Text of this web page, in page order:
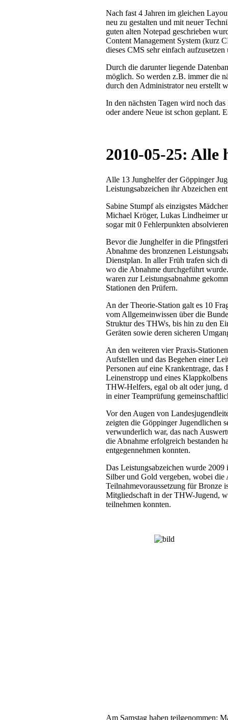
Nach fast 4 Jahren im gleichen
neu zu gestalten und mit neuer
guten alten Notepad geschrieben
Content Management System (kurz
dieses CMS sehr einfach
Durch die darunter liegende
möglich. So werden z.B. immer die
durch den Administrator neu erstellt
In den nächsten Tagen wird noch
oder andere Neue ist schon geplant.
2010-05-25: Alle
Alle 13 Junghelfer der Göppinger
Leistungsabzeichen ihr Abzeichen
Sabine Stumpf als einzigstes
Michael Kröger, Lukas Lindheimer
sogar mit 0 Fehlerpunkten
Bevor die Junghelfer in die
Abnahme des bronzenen
Dienstplan. In aller Früh trafen sich
wo die Abnahme durchgeführt
waren zur Leistungsabnahme
Stationen den Prüfern.
An der Theorie-Station galt es 10
vom Allgemeinwissen über die
Struktur des THWs, bis hin zu den
Geräten sowie deren sicheren
An den weiteren vier Praxis-
Aufstellen und das Begehen einer
Personen auf eine Krankentrage,
Leinenstropp und eines
THW-Helfers, egal ob alt oder jung,
in einer Teamprüfung
Vor den Augen von
zeigten die Göppinger Jugendlichen
verwunderlich war, das nach
die Abnahme erfolgreich bestanden
entgegennehmen konnten.
Das Leistungsabzeichen wurde
Silber und Gold vergeben, wobei die
Teilnahmevoraussetzung für Bronze
Mitgliedschaft in der THW-Jugend,
teilnehmen konnten.
Am Samstag haben teilgenommen: